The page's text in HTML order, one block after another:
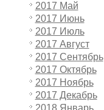
2017 Май
2017 Июнь
2017 Июль
2017 Август
2017 Сентябрь
2017 Октябрь
2017 Ноябрь
2017 Декабрь
2018 Январь